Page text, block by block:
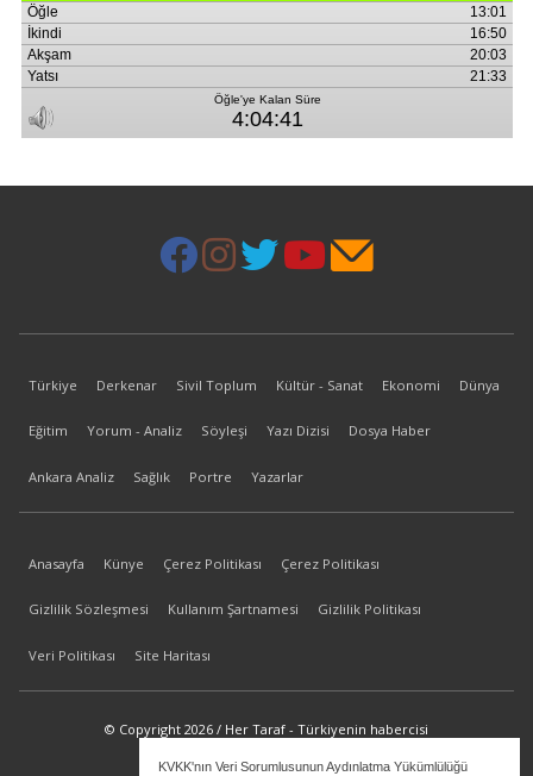
KVKK'nın Veri Sorumlusunun Aydınlatma Yükümlülüğü
Türkiye Derkenar Sivil Toplum Kültür - Sanat Ekonomi Dünya
Eğitim Yorum - Analiz Söyleşi Yazı Dizisi Dosya Haber
Ankara Analiz Sağlık Portre Yazarlar
Anasayfa Künye Çerez Politikası Çerez Politikası
Gizlilik Sözleşmesi Kullanım Şartnamesi Gizlilik Politikası
Veri Politikası Site Haritası
© Copyright 2026 / Her Taraf - Türkiyenin habercisi